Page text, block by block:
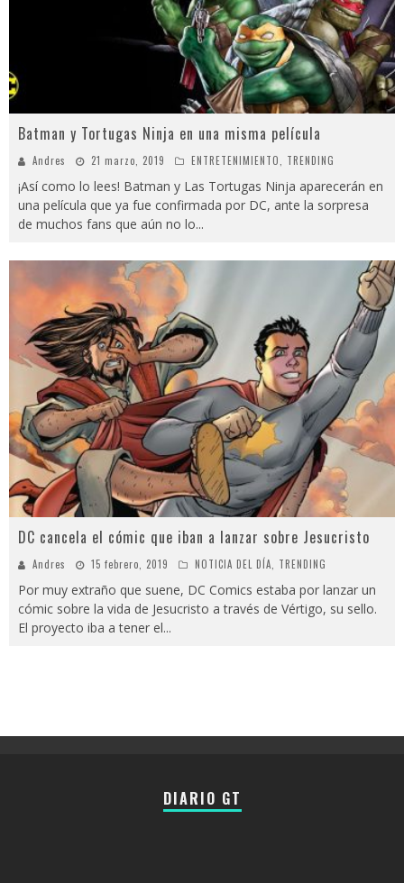
Batman y Tortugas Ninja en una misma película
Andres 21 marzo, 2019 ENTRETENIMIENTO TRENDING
¡Así como lo lees! Batman y Las Tortugas Ninja aparecerán en
una película que ya fue confirmada por DC, ante la sorpresa
de muchos fans que aún no lo...
DC cancela el cómic que iban a lanzar sobre Jesucristo
Andres 15 febrero, 2019 NOTICIA DEL DÍA, TRENDING
Por muy extraño que suene, DC Comics estaba por lanzar un
cómic sobre la vida de Jesucristo a través de Vértigo, su sello.
El proyecto iba a tener el...
DIARIO GT